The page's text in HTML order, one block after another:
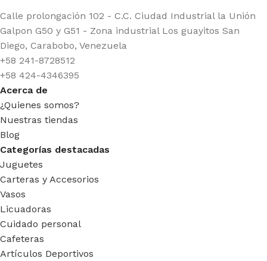
Calle prolongación 102 - C.C. Ciudad Industrial la Unión
Galpon G50 y G51 - Zona industrial Los guayitos San
Diego, Carabobo, Venezuela
+58 241-8728512
+58 424-4346395
Acerca de
¿Quienes somos?
Nuestras tiendas
Blog
Categorías destacadas
Juguetes
Carteras y Accesorios
Vasos
Licuadoras
Cuidado personal
Cafeteras
Artículos Deportivos